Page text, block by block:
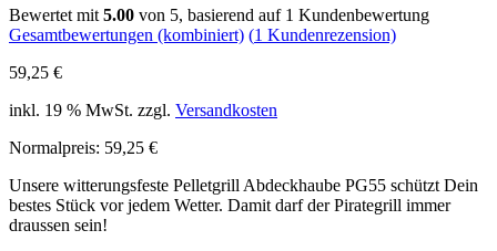
Bewertet mit 5.00 von 5, basierend auf 1 Kundenbewertung
Gesamtbewertungen (kombiniert) (1 Kundenrezension)
59,25 €
inkl. 19 % MwSt. zzgl. Versandkosten
Normalpreis: 59,25 €
Unsere witterungsfeste Pelletgrill Abdeckhaube PG55 schützt Dein
bestes Stück vor jedem Wetter. Damit darf der Pirategrill immer
draussen sein!